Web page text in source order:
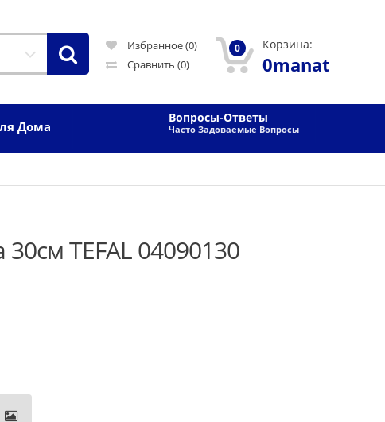
Избранное (0)
Сравнить (0)
0 Корзина:
0manat
Дома
Вопросы-Ответы
Часто Задоваемые Вопросы
TEFAL 04090130